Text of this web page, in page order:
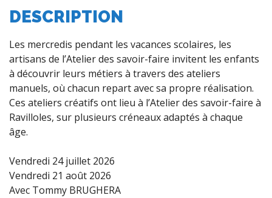
DESCRIPTION
Les mercredis pendant les vacances scolaires, les
artisans de l’Atelier des savoir-faire invitent les enfants
à découvrir leurs métiers à travers des ateliers
manuels, où chacun repart avec sa propre réalisation.
Ces ateliers créatifs ont lieu à l’Atelier des savoir-faire à
Ravilloles, sur plusieurs créneaux adaptés à chaque
âge.
Vendredi 24 juillet 2026
Vendredi 21 août 2026
Avec Tommy BRUGHERA